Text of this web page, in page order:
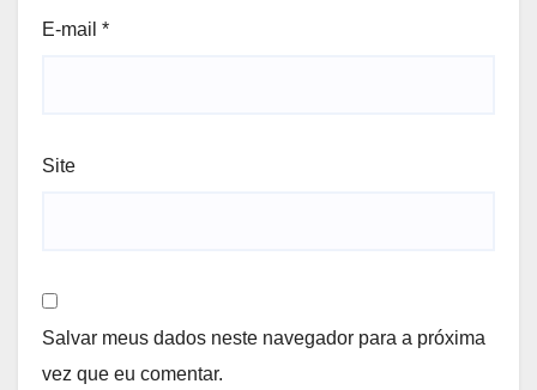
E-mail *
Site
Salvar meus dados neste navegador para a próxima
vez que eu comentar.